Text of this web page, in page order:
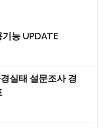
능 UPDATE
실태 설문조사 경